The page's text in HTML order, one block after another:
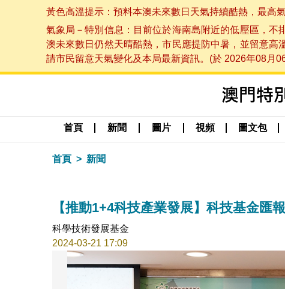
黃色高溫提示：預料本澳未來數日天氣持續酷熱，最高
氣象局－特別信息：目前位於海南島附近的低壓區，
澳未來數日仍然天晴酷熱，市民應提防中暑，並留意高
請市民留意天氣變化及本局最新資訊。(於 2026年08月
首頁 新聞 圖片 視頻 圖文包
首頁 新聞
【推動1+4科技產業發展】科技基金匯
科學技術發展基金
2024-03-21 17:09